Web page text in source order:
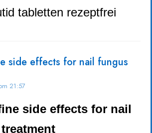
tabletten rezeptfrei
side effects for nail fungus
21:57
side effects for nail